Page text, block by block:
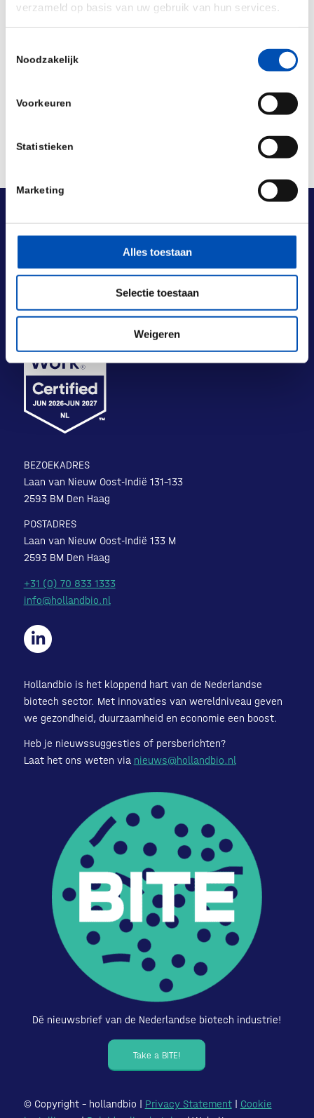
verzameld op basis van uw gebruik van hun services.
Noodzakelijk
Voorkeuren
Statistieken
Marketing
Alles toestaan
Selectie toestaan
Weigeren
/
Deel dit stuk
BEZOEKADRES
Laan van Nieuw Oost-Indië 131-133
2593 BM Den Haag
POSTADRES
Laan van Nieuw Oost-Indië 133 M
2593 BM Den Haag
+31 (0) 70 833 1333
info@hollandbio.nl
Hollandbio is het kloppend hart van de Nederlandse
biotech sector. Met innovaties van wereldniveau geven
we gezondheid, duurzaamheid en economie een boost.
Heb je nieuwssuggesties of persberichten?
Laat het ons weten via nieuws@hollandbio.nl
Dé nieuwsbrief van de Nederlandse biotech industrie!
Take a BITE!
© Copyright – hollandbio | Privacy Statement| Cookie